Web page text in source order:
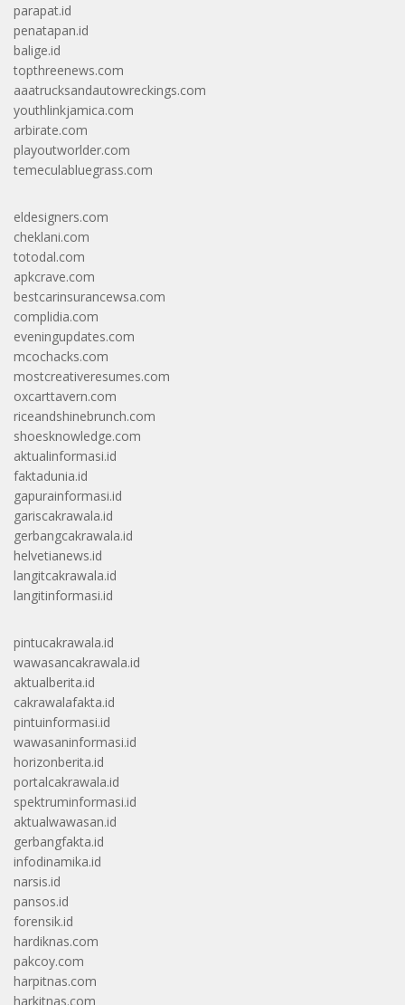
parapat.id
penatapan.id
balige.id
topthreenews.com
aaatrucksandautowreckings.com
youthlinkjamica.com
arbirate.com
playoutworlder.com
temeculabluegrass.com
eldesigners.com
cheklani.com
totodal.com
apkcrave.com
bestcarinsurancewsa.com
complidia.com
eveningupdates.com
mcochacks.com
mostcreativeresumes.com
oxcarttavern.com
riceandshinebrunch.com
shoesknowledge.com
aktualinformasi.id
faktadunia.id
gapurainformasi.id
gariscakrawala.id
gerbangcakrawala.id
helvetianews.id
langitcakrawala.id
langitinformasi.id
pintucakrawala.id
wawasancakrawala.id
aktualberita.id
cakrawalafakta.id
pintuinformasi.id
wawasaninformasi.id
horizonberita.id
portalcakrawala.id
spektruminformasi.id
aktualwawasan.id
gerbangfakta.id
infodinamika.id
narsis.id
pansos.id
forensik.id
hardiknas.com
pakcoy.com
harpitnas.com
harkitnas.com